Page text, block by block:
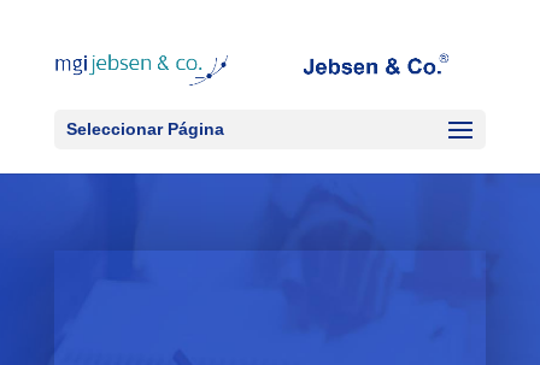
Seleccionar Página